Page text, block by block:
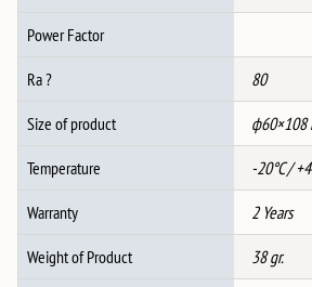
Power Factor
Ra ? 80
Size of product ф60×108
Temperature -20°C /
Warranty 2 Years
Weight of Product 38 gr.